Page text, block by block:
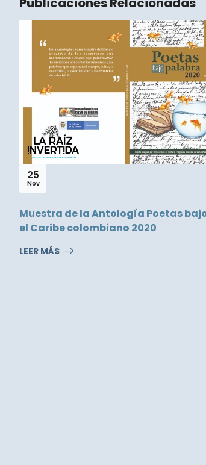
25
Nov
Muestra de la Antología Poetas
el Caribe colombiano 2020
LEER MÁS